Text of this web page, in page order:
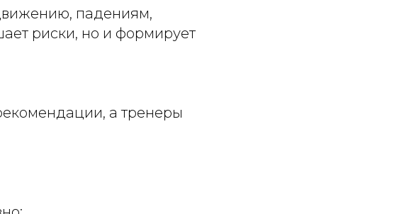
падениям,
риски, но и формирует
а тренеры